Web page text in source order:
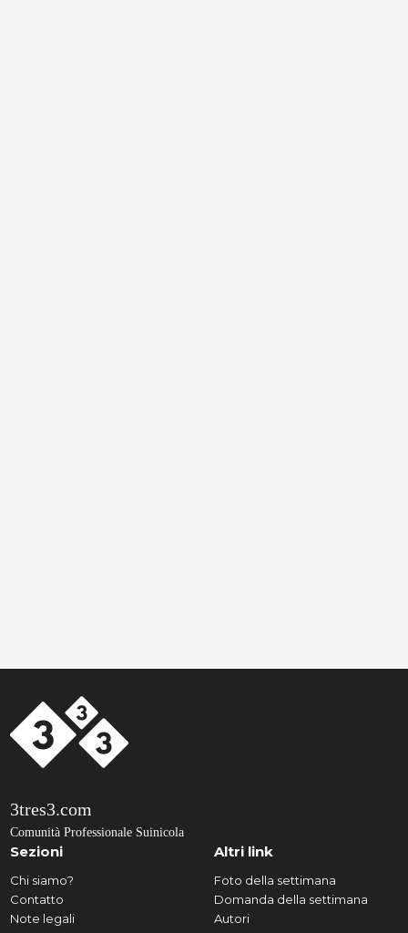
3tres3.com
Comunità Professionale Suinicola
Sezioni
Chi siamo?
Contatto
Note legali
Altri link
Foto della settimana
Domanda della settimana
Autori